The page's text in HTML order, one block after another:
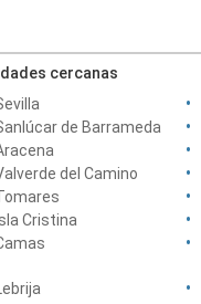
cercanas
de Barrameda
del Camino
Isla Cristina
Lebrija